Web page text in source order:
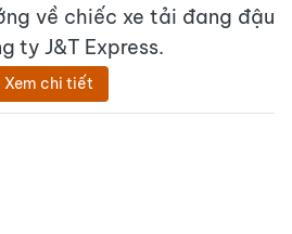
về chiếc xe tải đang đậu
ty J&T Express.
Xem chi tiết